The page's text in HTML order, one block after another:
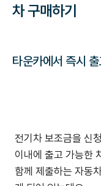
차 구매하기
타운카에서 즉시
전기차 보조금을 신
이내에 출고 가능한
함께 제출하는 자동